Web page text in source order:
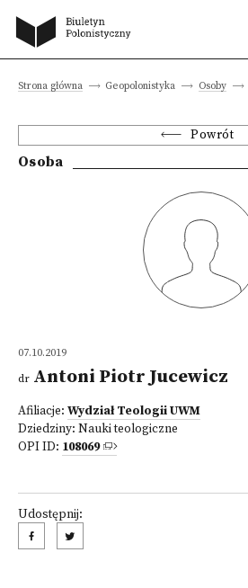
Strona główna Geopolonistyka Osoby
Powrót
Osoba
07.10.2019
dr Antoni Piotr Jucewicz
Afiliacje: Wydział Teologii UWM
Dziedziny: Nauki teologiczne
OPI ID: 108069
Udostępnij: